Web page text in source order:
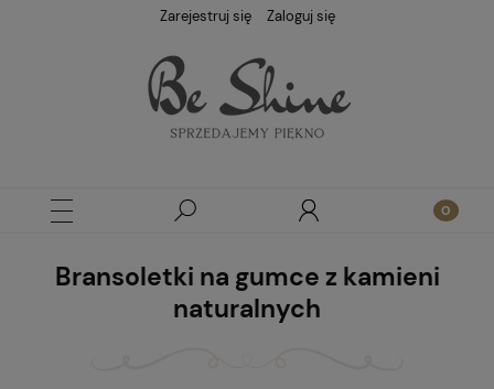
Zarejestruj się Zaloguj się
Bransoletki na gumce z kamieni
naturalnych